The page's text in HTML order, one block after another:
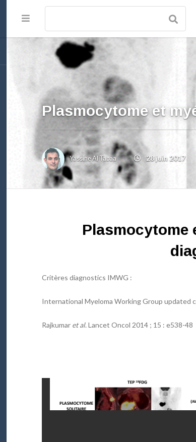
Plasmocytome et
Yassine Al Tabaa 28 juin 2017
Plasmocytome
Critères diagnostics IMWG :
International Myeloma Working Group updated
Rajkumar et al. Lancet Oncol 2014 ; 15 : e538-48